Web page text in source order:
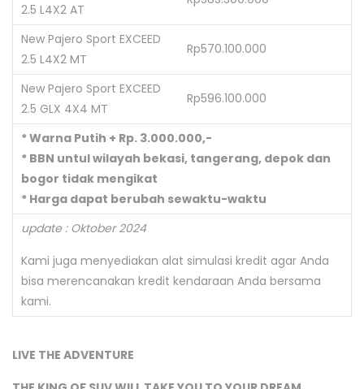
2.5 L4X2 AT
New Pajero Sport EXCEED
2.5 L4X2 MT
Rp570.100.000
New Pajero Sport EXCEED
2.5 GLX 4X4 MT
Rp596.100.000
* Warna Putih + Rp. 3.000.000,-
* BBN untul wilayah bekasi, tangerang, depok dan
bogor tidak mengikat
* Harga dapat berubah sewaktu-waktu
update : Oktober 2024
Kami juga menyediakan alat simulasi kredit agar Anda
bisa merencanakan kredit kendaraan Anda bersama
kami.
LIVE THE ADVENTURE